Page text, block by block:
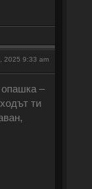
9:33 am
–
ти